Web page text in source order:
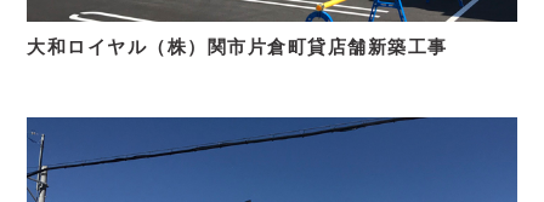
大和ロイヤル（株）関市片倉町貸店舗新築工事